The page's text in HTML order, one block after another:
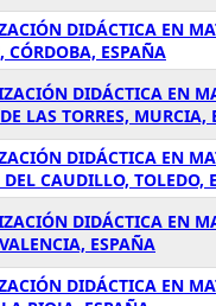
DIDÁCTICA EN
CÓRDOBA, ESPAÑA
DIDÁCTICA EN
LAS TORRES, MURCIA,
DIDÁCTICA EN
DEL CAUDILLO, TOLEDO,
DIDÁCTICA EN
ESPAÑA
DIDÁCTICA EN